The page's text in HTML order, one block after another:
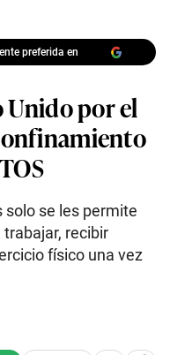
preferida en
Unido por el
solo se les permite
trabajar, recibir
físico una vez